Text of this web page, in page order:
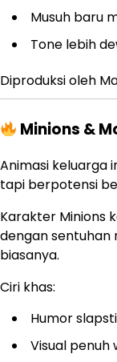
Musuh baru
Tone lebih
Diproduksi oleh
Minions &
Animasi keluarga
tapi berpotensi
Karakter Minions
dengan sentuhan
biasanya.
Ciri khas:
Humor
Visual penuh